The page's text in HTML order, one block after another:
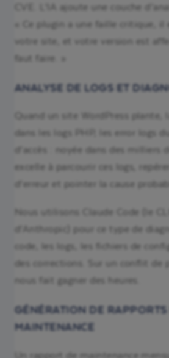
CVE. L’IA ajoute une couche
« Ce plugin a une faille critique, il
votre site, et votre version est
faut faire. »
ANALYSE DE LOGS ET
Quand un site WordPress plante,
dans les logs PHP, les error logs
d’accès : noyée dans des milliers
excelle à parcourir ces logs,
d’erreur et pointer la cause
Nous utilisons Claude Code (le
d’Anthropic) pour ce type de
code, les logs, les fichiers de
des corrections. Sur un conflit de
nous fait gagner des heures.
GÉNÉRATION DE RAPPORTS
MAINTENANCE
Un rapport de maintenance